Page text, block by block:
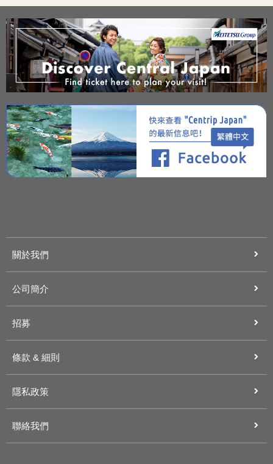
關於我們
公司簡介
招募
條款 & 細則
隱私政策
聯絡我們